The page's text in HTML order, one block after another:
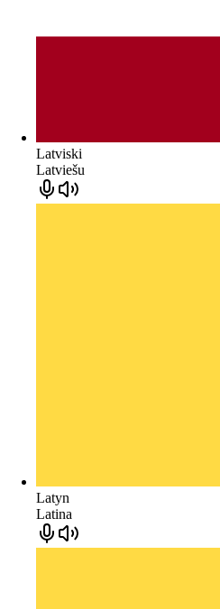
Latviski
Latviešu
Latyn
Latina